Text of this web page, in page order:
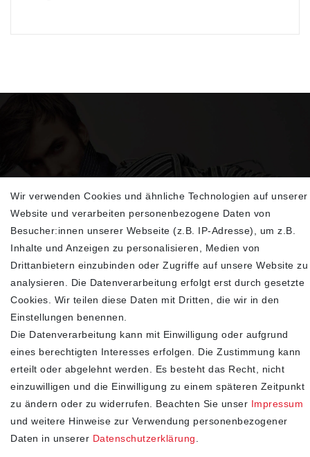
Sehen Sie sich unsere neu eingetroffenen
Highlights an
SHOP
Impressum
Daten­schutz­erklärung
Wir verwenden Cookies und ähnliche Technologien auf unserer
Website und verarbeiten personenbezogene Daten von
Besucher:innen unserer Webseite (z.B. IP-Adresse), um z.B.
Inhalte und Anzeigen zu personalisieren, Medien von
Drittanbietern einzubinden oder Zugriffe auf unsere Website zu
analysieren. Die Datenverarbeitung erfolgt erst durch gesetzte
Cookies. Wir teilen diese Daten mit Dritten, die wir in den
Einstellungen benennen.
Die Datenverarbeitung kann mit Einwilligung oder aufgrund
eines berechtigten Interesses erfolgen. Die Zustimmung kann
erteilt oder abgelehnt werden. Es besteht das Recht, nicht
einzuwilligen und die Einwilligung zu einem späteren Zeitpunkt
zu ändern oder zu widerrufen. Beachten Sie unser Impressum
und weitere Hinweise zur Verwendung personenbezogener
Daten in unserer Daten­schutz­erklärung